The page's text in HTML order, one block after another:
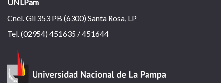
UNLPam
Cnel. Gil 353 PB (6300) Santa Rosa, LP
Tel. (02954) 451635 / 451644